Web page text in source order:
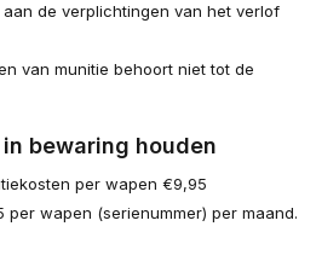
de verplichtingen van het verlof
van munitie behoort niet tot de
bewaring houden
per wapen €9,95
per wapen (serienummer) per maand.